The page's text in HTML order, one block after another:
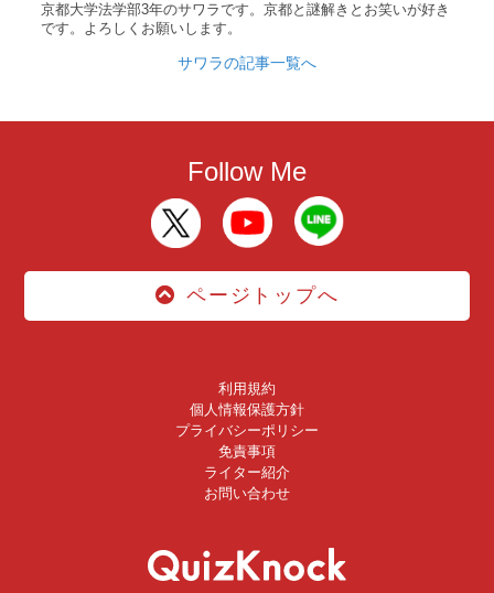
京都大学法学部3年のサワラです。京都と謎解きとお笑いが好き
です。よろしくお願いします。
サワラの記事一覧へ
Follow Me
ページトップへ
利用規約
個人情報保護方針
プライバシーポリシー
免責事項
ライター紹介
お問い合わせ